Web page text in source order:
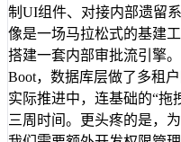
制UI组件、对接内部遗留
像是一场马拉松式的基建
搭建一套内部审批流引擎
Boot，数据库层做了多租
实际推进中，连基础的“拖
三周时间。更头疼的是，